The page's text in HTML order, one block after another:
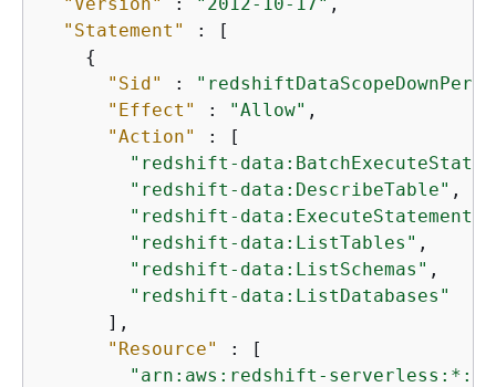
"Statement"
: [
{
"Sid"
:
"Effect"
: "Allow" ,
"Action"
: [
"redshift-
"redshift-data:DescribeTable" ,
"redshift-data:ExecuteStatement"
"redshift-data:ListTables" ,
"redshift-data:ListSchemas" ,
"redshift-data:ListDatabases"
      ],
"Resource"
: [
"arn:aws:redshift-